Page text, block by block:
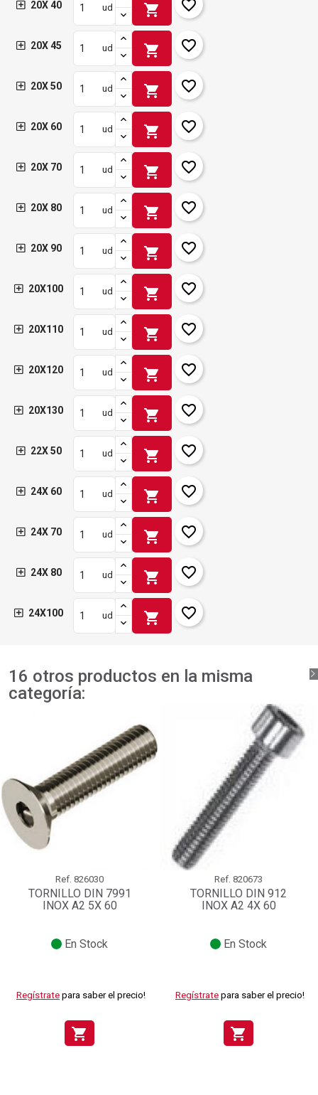
20X 40 ud shopping_cart favorite_border
20X 45 ud shopping_cart favorite_border
20X 50 ud shopping_cart favorite_border
20X 60 ud shopping_cart favorite_border
20X 70 ud shopping_cart favorite_border
20X 80 ud shopping_cart favorite_border
20X 90 ud shopping_cart favorite_border
20X100 ud shopping_cart favorite_border
20X110 ud shopping_cart favorite_border
20X120 ud shopping_cart favorite_border
20X130 ud shopping_cart favorite_border
22X 50 ud shopping_cart favorite_border
24X 60 ud shopping_cart favorite_border
24X 70 ud shopping_cart favorite_border
24X 80 ud shopping_cart favorite_border
24X100 ud shopping_cart favorite_border
16 otros productos en la misma
categoría:
Ref. 826030
TORNILLO DIN 7991
INOX A2 5X 60
En Stock
Regístrate para saber el precio!
shopping_cart
Ref. 820673
TORNILLO DIN 912
INOX A2 4X 60
En Stock
Regístrate para saber el precio!
shopping_cart